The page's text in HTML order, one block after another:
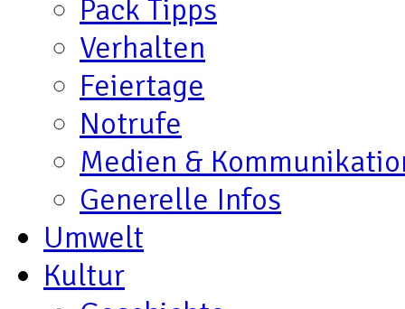
Pack Tipps
Verhalten
Feiertage
Notrufe
Medien &
Generelle Infos
Umwelt
Kultur